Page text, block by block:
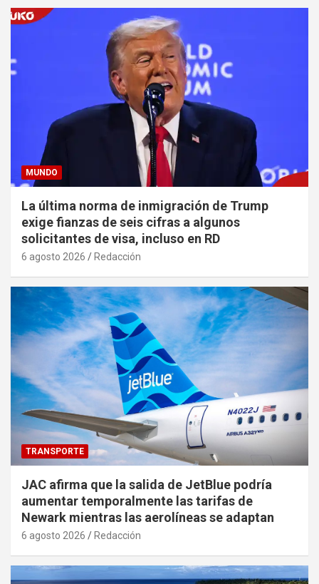
MUNDO
La última norma de inmigración de Trump
exige fianzas de seis cifras a algunos
solicitantes de visa, incluso en RD
6 agosto 2026 Redacción
TRANSPORTE
JAC afirma que la salida de JetBlue podría
aumentar temporalmente las tarifas de
Newark mientras las aerolíneas se adaptan
6 agosto 2026 Redacción